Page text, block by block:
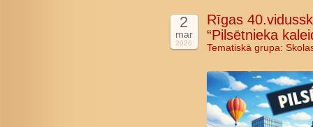
2
mar
2026
Rīgas
“Pilsētnieka
Tematiskā grupa: